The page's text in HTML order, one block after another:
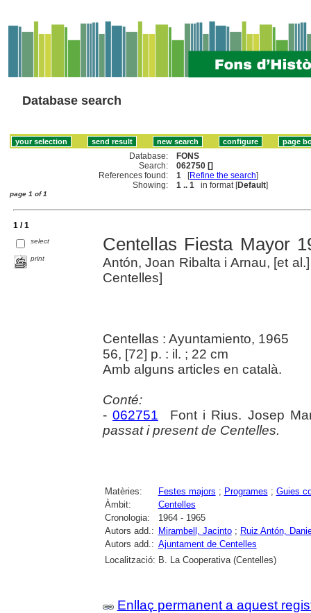
Database search
Database:
FONS
Search:
062750 []
References found:
1 [Refine the search]
Showing:
1 .. 1 in format [Default]
page 1 of 1
1 / 1
select
print
Centellas Fiesta Mayor
Antón, Joan Ribalta i Arnau, [et
Centelles]
Centellas : Ayuntamiento, 1965
56, [72] p. : il. ; 22 cm
Amb alguns articles en català.
Conté:
- 062751 Font i Rius. Josep
passat i present de Centelles.
Matèries: Festes majors ; Programes ; Guies
Àmbit:
Centelles
Cronologia:
1964 - 1965
Autors add.: Mirambell, Jacinto; Ruiz Antón,
Autors add.: Ajuntament de Centelles
Localització: B. La Cooperativa (Centelles)
Enllaç permanent a aquest